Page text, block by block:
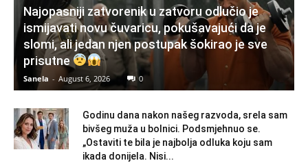
Najopasniji zatvorenik u zatvoru odlučio je
ismijavati novu čuvaricu, pokušavajući da je
slomi, ali jedan njen postupak šokirao je sve
prisutne
Sanela - August 6, 2026 0
Godinu dana nakon našeg razvoda, srela sam
bivšeg muža u bolnici. Podsmjehnuo se.
„Ostaviti te bila je najbolja odluka koju sam
ikada donijela. Nisi...